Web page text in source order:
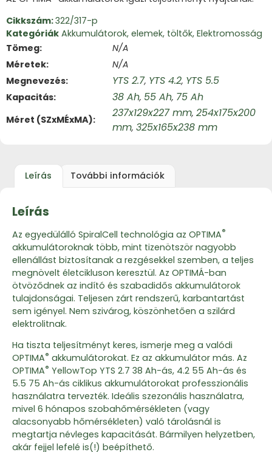
Cikkszám:322/317-p
Kategóriák Akkumulátorok, elemek, töltők, Elektromosság
Tömeg
N/A
Méretek
N/A
Megnevezés
YTS 2.7, YTS 4.2, YTS 5.5
Kapacitás 38 Ah, 55 Ah, 75 Ah
Méret (SZxMÉxMA) 237x129x227 mm, 254x175x200
mm, 325x165x238 mm
Leírás További információk
Leírás
Az egyedülálló SpiralCell technológia az OPTIMA®
akkumulátoroknak több, mint tizenötször nagyobb
ellenállást biztosítanak a rezgésekkel szemben, a teljes
megnövelt életcikluson keresztül. Az OPTIMÁ-ban
ötvöződnek az indító és szabadidős akkumulátorok
tulajdonságai. Teljesen zárt rendszerű, karbantartást
sem igényel. Nem szivárog, köszönhetően a szilárd
elektrolitnak.
Ha tiszta teljesítményt keres, ismerje meg a valódi
OPTIMA® akkumulátorokat. Ez az akkumulátor más. Az
OPTIMA® YellowTop YTS 2.7 38 Ah-ás, 4.2 55 Ah-ás és
5.5 75 Ah-ás ciklikus akkumulátorokat professzionális
használatra tervezték. Ideális szezonális használatra,
mivel 6 hónapos szobahőmérsékleten (vagy
alacsonyabb hőmérsékleten) való tárolásnál is
megtartja névleges kapacitását. Bármilyen helyzetben,
akár fejjel lefelé is(!) beépíthető.